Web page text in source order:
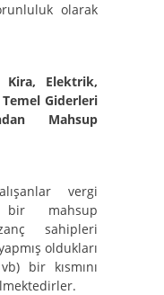
olarak
Kira, Elektrik,
Temel Giderleri
Mahsup
vergi
bir mahsup
sahipleri
oldukları
bir kısmını